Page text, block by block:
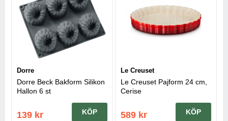
Dorre
Dorre Beck Bakform Silikon
Hallon 6 st
139 kr KÖP
Le Creuset
Le Creuset Pajform 24 cm,
Cerise
589 kr KÖP